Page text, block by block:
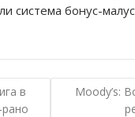
система бонус-
в
Moody’s: